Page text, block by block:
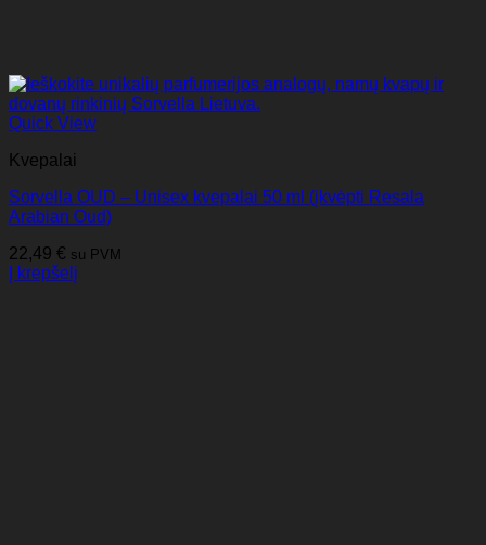
Quick View
Kvepalai
Sorvella OUD – Unisex kvepalai 50 ml (įkvėpti Resala
Arabian Oud)
22,49 € su PVM
Į krepšelį